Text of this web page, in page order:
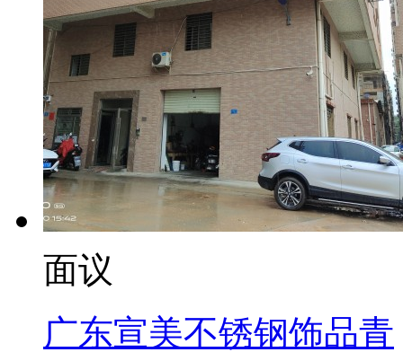
面议
广东宣美不锈钢饰品青